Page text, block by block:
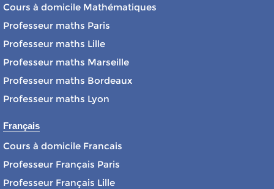
Cours à domicile Mathématiques
Professeur maths Paris
Professeur maths Lille
Professeur maths Marseille
Professeur maths Bordeaux
Professeur maths Lyon
Français
Cours à domicile Francais
Professeur Français Paris
Professeur Français Lille